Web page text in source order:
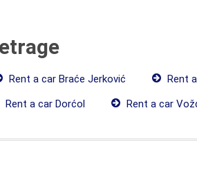
Rent a car Braće Jerković Rent
Rent a car Dorćol Rent a car